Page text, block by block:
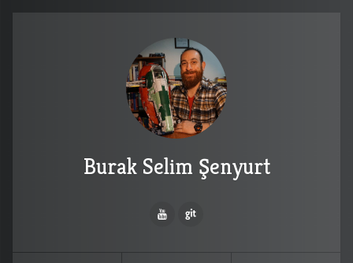
Burak Selim Şenyurt